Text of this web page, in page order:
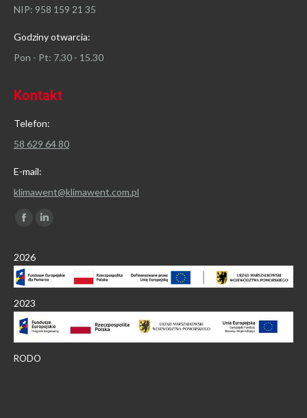
NIP: 958 159 21 35
Godziny otwarcia:
Pon - Pt: 7.30 - 15.30
Kontakt
Telefon:
58 629 64 80
E-mail:
klimawent@klimawent.com.pl
Znajdź nas na:
Facebook
opens
in
window
in
window
2026
2023
RODO